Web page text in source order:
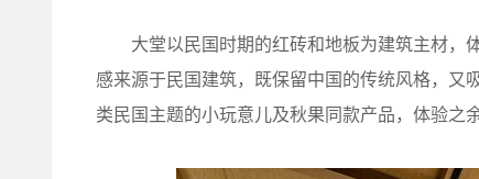
大堂以民国时期的红砖和地板为建筑主材，
感来源于民国建筑，既保留中国的传统风格，又
类民国主题的小玩意儿及秋果同款产品，体验之